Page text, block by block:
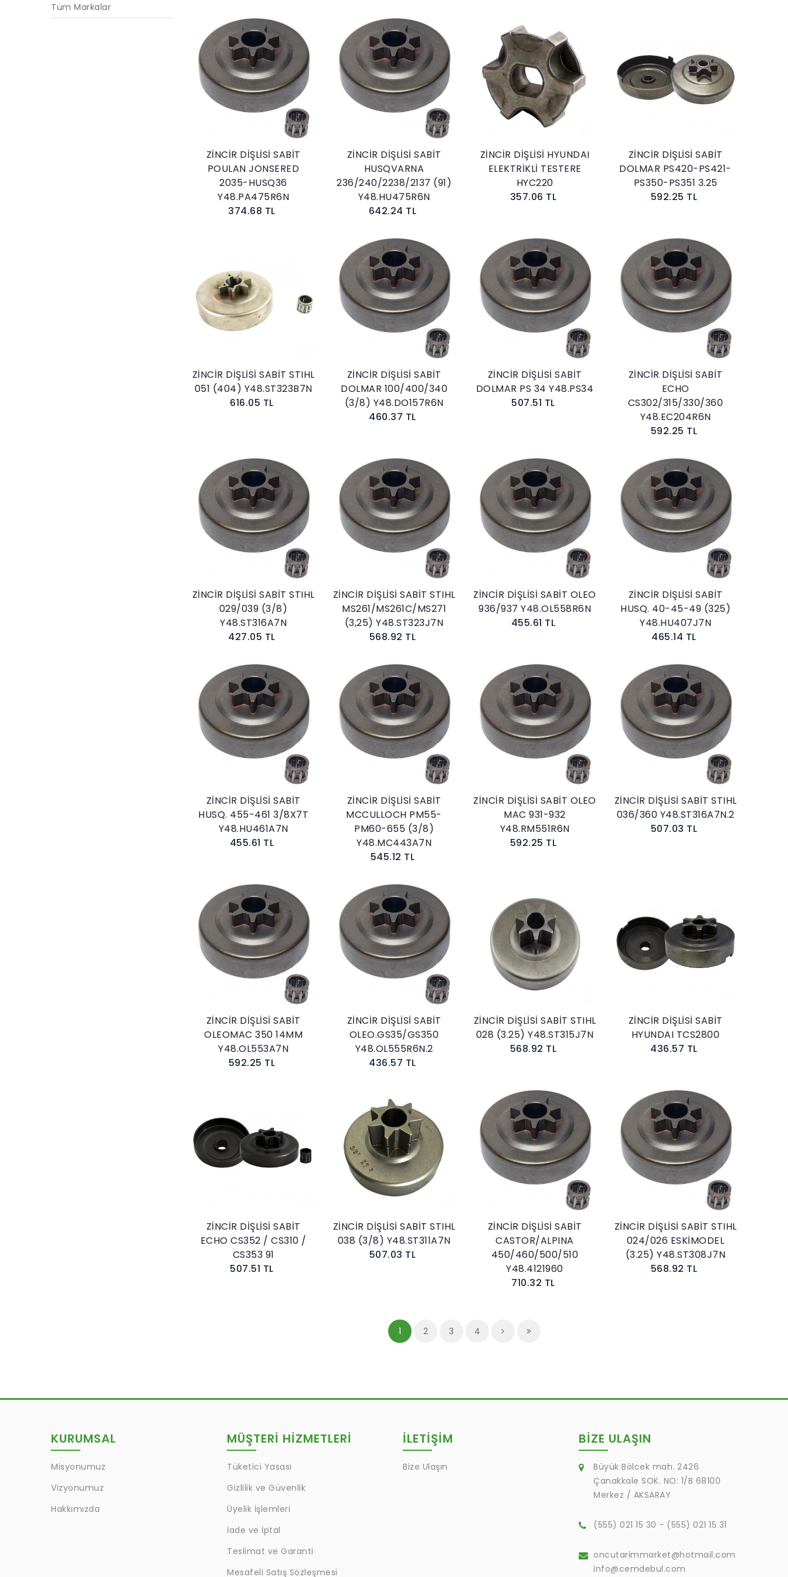
Tüm Markalar
Sepete Ekle
ZİNCİR DİŞLİSİ SABİT
POULAN JONSERED
2035-HUSQ36
Y48.PA475R6N
374.68 TL
Sepete Ekle
ZİNCİR DİŞLİSİ SABİT
HUSQVARNA
236/240/2238/2137 (91)
Y48.HU475R6N
642.24 TL
Sepete Ekle
ZİNCİR DİŞLİSİ HYUNDAI
ELEKTRİKLİ TESTERE
HYC220
357.06 TL
Sepete Ekle
ZİNCİR DİŞLİSİ SABİT
DOLMAR PS420-PS421-
PS350-PS351 3.25
592.25 TL
Sepete Ekle
ZİNCİR DİŞLİSİ SABİT STIHL
051 (404) Y48.ST323B7N
616.05 TL
Sepete Ekle
ZİNCİR DİŞLİSİ SABİT
DOLMAR 100/400/340
(3/8) Y48.DO157R6N
460.37 TL
Sepete Ekle
ZİNCİR DİŞLİSİ SABİT
DOLMAR PS 34 Y48.PS34
507.51 TL
Sepete Ekle
ZİNCİR DİŞLİSİ SABİT
ECHO
CS302/315/330/360
Y48.EC204R6N
592.25 TL
Sepete Ekle
ZİNCİR DİŞLİSİ SABİT STIHL
029/039 (3/8)
Y48.ST316A7N
427.05 TL
Sepete Ekle
ZİNCİR DİŞLİSİ SABİT STIHL
MS261/MS261C/MS271
(3,25) Y48.ST323J7N
568.92 TL
Sepete Ekle
ZİNCİR DİŞLİSİ SABİT OLEO
936/937 Y48.OL558R6N
455.61 TL
Sepete Ekle
ZİNCİR DİŞLİSİ SABİT
HUSQ. 40-45-49 (325)
Y48.HU407J7N
465.14 TL
Sepete Ekle
ZİNCİR DİŞLİSİ SABİT
HUSQ. 455-461 3/8X7T
Y48.HU461A7N
455.61 TL
Sepete Ekle
ZİNCİR DİŞLİSİ SABİT
MCCULLOCH PM55-
PM60-655 (3/8)
Y48.MC443A7N
545.12 TL
Sepete Ekle
ZİNCİR DİŞLİSİ SABİT OLEO
MAC 931-932
Y48.RM551R6N
592.25 TL
Sepete Ekle
ZİNCİR DİŞLİSİ SABİT STIHL
036/360 Y48.ST316A7N.2
507.03 TL
Sepete Ekle
ZİNCİR DİŞLİSİ SABİT
OLEOMAC 350 14MM
Y48.OL553A7N
592.25 TL
Sepete Ekle
ZİNCİR DİŞLİSİ SABİT
OLEO.GS35/GS350
Y48.OL555R6N.2
436.57 TL
Sepete Ekle
ZİNCİR DİŞLİSİ SABİT STIHL
028 (3.25) Y48.ST315J7N
568.92 TL
Sepete Ekle
ZİNCİR DİŞLİSİ SABİT
HYUNDAI TCS2800
436.57 TL
Sepete Ekle
ZİNCİR DİŞLİSİ SABİT
ECHO CS352 / CS310 /
CS353 91
507.51 TL
Sepete Ekle
ZİNCİR DİŞLİSİ SABİT STIHL
038 (3/8) Y48.ST311A7N
507.03 TL
Sepete Ekle
ZİNCİR DİŞLİSİ SABİT
CASTOR/ALPINA
450/460/500/510
Y48.4121960
710.32 TL
Sepete Ekle
ZİNCİR DİŞLİSİ SABİT STIHL
024/026 ESKİMODEL
(3.25) Y48.ST308J7N
568.92 TL
1 2 3 4
KURUMSAL
Misyonumuz
Vizyonumuz
Hakkımızda
MÜŞTERİ HİZMETLERİ
Tüketici Yasası
Gizlilik ve Güvenlik
Üyelik İşlemleri
İade ve İptal
Teslimat ve Garanti
Mesafeli Satış Sözleşmesi
İLETİŞİM
Bize Ulaşın
BIZE ULAŞIN
Büyük Bölcek mah. 2426
Çanakkale SOK. NO: 1/B 68100
Merkez / AKSARAY
(555) 021 15 30 - (555) 021 15 31
oncutarimmarket@hotmail.com
info@cemdebul.com